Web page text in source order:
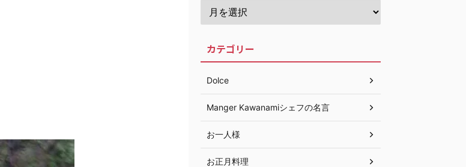
カテゴリー
Dolce
Manger Kawanamiシェフの名言
お一人様
お正月料理